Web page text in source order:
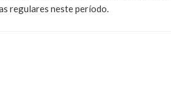
regulares neste período.